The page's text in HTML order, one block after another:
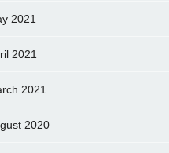
2021
2021
2021
2020